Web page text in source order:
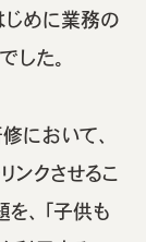
めに業務の
した。
において、
ンクさせるこ
、「子供も